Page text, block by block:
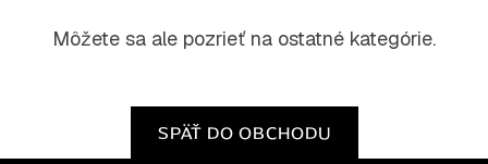
Môžete sa ale pozrieť na ostatné kategórie.
SPÄŤ DO OBCHODU